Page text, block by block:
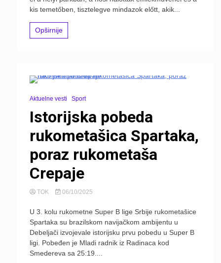
kis temetőben, tisztelegve mindazok előtt, akik...
Opširnije
Aktuelne vesti Sport
Istorijska pobeda
rukometašica Spartaka,
poraz rukometaša
Crepaje
TOK 06/10/2025
U 3. kolu rukometne Super B lige Srbije rukometašice
Spartaka su brazilskom navijačkom ambijentu u
Debeljači izvojevale istorijsku prvu pobedu u Super B
ligi. Pobeđen je Mladi radnik iz Radinaca kod
Smedereva sa 25:19....